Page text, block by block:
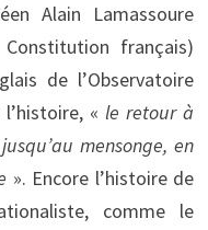
Alain Lamassoure
français)
de l’Observatoire
« le retour à
mensonge, en
». Encore l’histoire de
comme le